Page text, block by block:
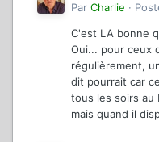
Par Charlie ·
C'est LA bonne
Oui... pour ceux
régulièrement,
dit pourrait car
tous les soirs au
mais quand il